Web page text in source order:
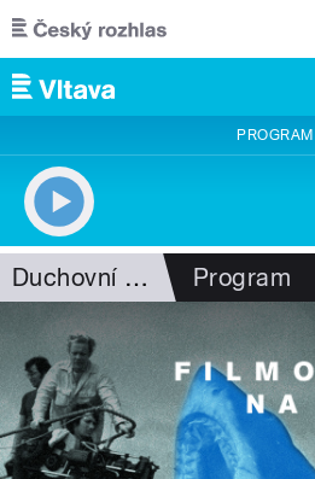
Přejít k hlavnímu obsahu
PROGRAM
Duchovní hudba Program